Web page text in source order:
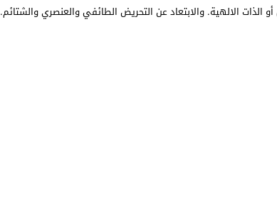
الذات الالهية. والابتعاد عن التحريض الطائفي والعنصري والشتائم.